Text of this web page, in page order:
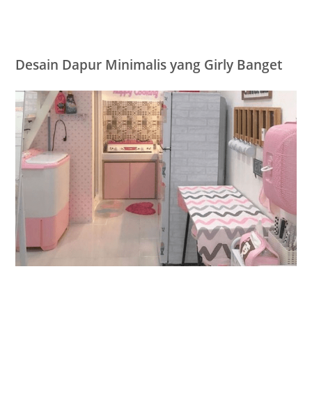
Desain Dapur Minimalis yang Girly Banget